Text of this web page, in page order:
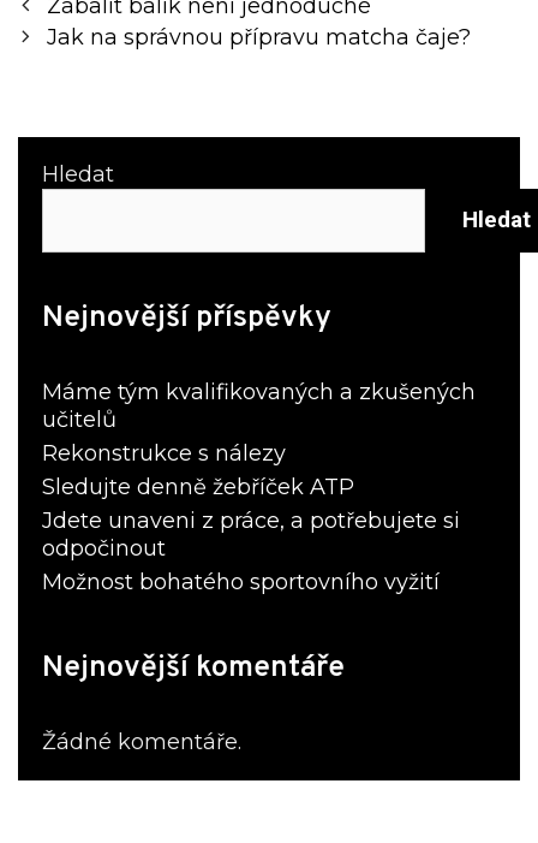
navigation
Zabalit balík není jednoduché
Jak na správnou přípravu matcha čaje?
Hledat
Hledat
Nejnovější příspěvky
Máme tým kvalifikovaných a zkušených
učitelů
Rekonstrukce s nálezy
Sledujte denně žebříček ATP
Jdete unaveni z práce, a potřebujete si
odpočinout
Možnost bohatého sportovního vyžití
Nejnovější komentáře
Žádné komentáře.